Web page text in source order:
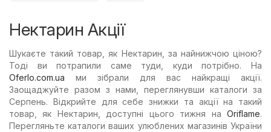
Нектарин Акції
Шукаєте такий товар, як Нектарин, за найнижчою ціною?
Тоді ви потрапили саме туди, куди потрібно. На
Oferlo.com.ua ми зібрали для вас найкращі акції.
Заощаджуйте разом з нами, переглянувши каталоги за
Серпень. Відкрийте для себе знижки та акції на такий
товар, як Нектарин, доступні цього тижня на Oriflame.
Перегляньте каталоги ваших улюблених магазинів України